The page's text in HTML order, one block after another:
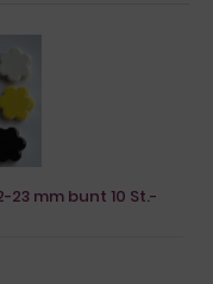
23 mm bunt 10 St.-